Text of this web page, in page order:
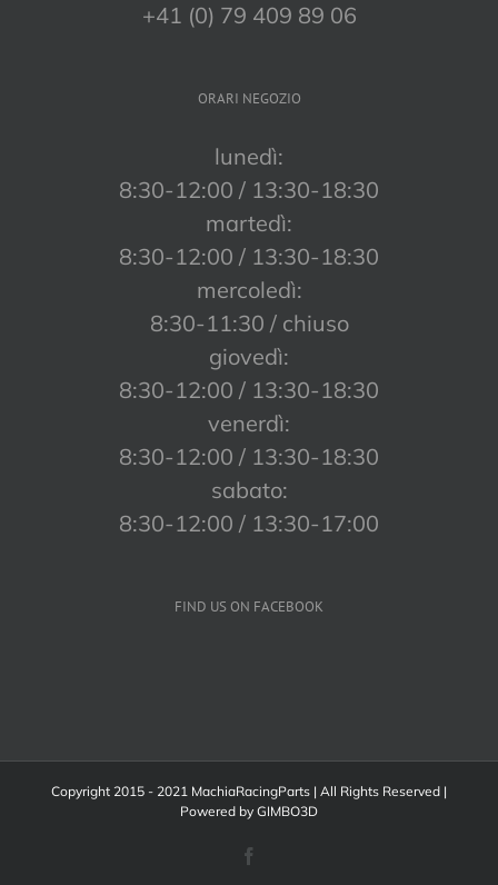
+41 (0) 79 409 89 06
ORARI NEGOZIO
lunedì:
8:30-12:00 / 13:30-18:30
martedì:
8:30-12:00 / 13:30-18:30
mercoledì:
8:30-11:30 / chiuso
giovedì:
8:30-12:00 / 13:30-18:30
venerdì:
8:30-12:00 / 13:30-18:30
sabato:
8:30-12:00 / 13:30-17:00
FIND US ON FACEBOOK
Copyright 2015 - 2021 MachiaRacingParts | All Rights Reserved |
Powered by GIMBO3D